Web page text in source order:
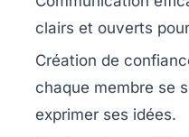
clairs et ouverts
Création de
chaque membre se
exprimer ses idées.